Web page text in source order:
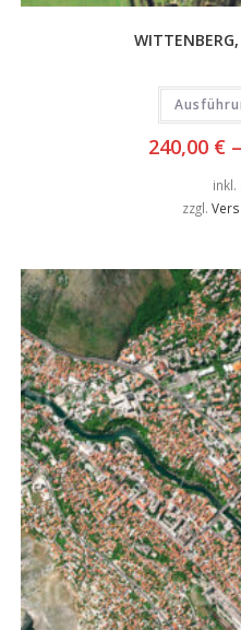
240,00 € –
inkl.
zzgl.